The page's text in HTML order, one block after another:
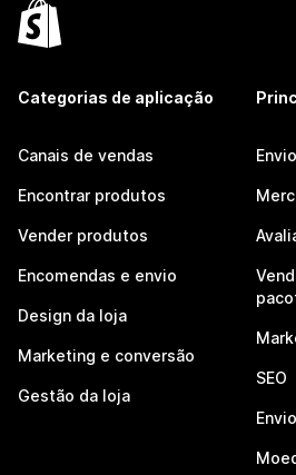
Categorias de aplicação
Canais de vendas
Encontrar produtos
Vender produtos
Encomendas e envio
Design da loja
Marketing e conversão
Gestão da loja
SEO
Envio